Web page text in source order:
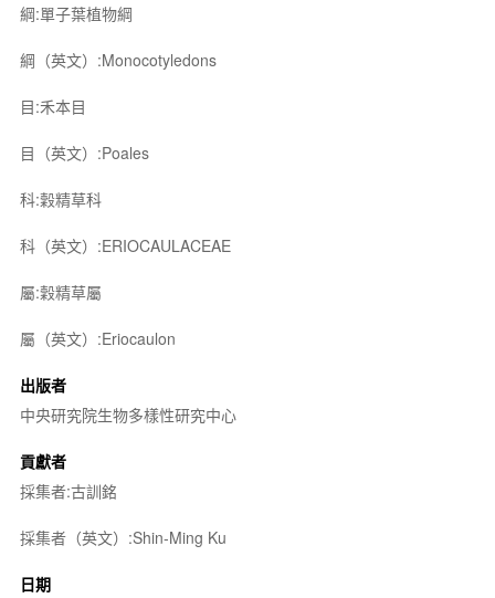
綱:單子葉植物綱
綱（英文）:Monocotyledons
目:禾本目
目（英文）:Poales
科:穀精草科
科（英文）:ERIOCAULACEAE
屬:穀精草屬
屬（英文）:Eriocaulon
出版者
中央研究院生物多樣性研究中心
貢獻者
採集者:古訓銘
採集者（英文）:Shin-Ming Ku
日期